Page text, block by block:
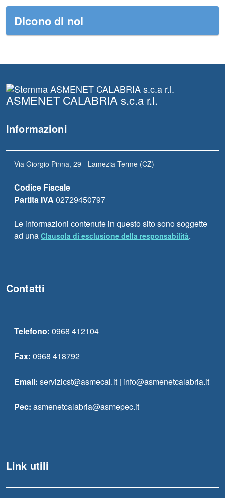
Dicono di noi
ASMENET CALABRIA s.c.a r.l.
Informazioni
Via Giorgio Pinna, 29 - Lamezia Terme (CZ)
Codice Fiscale
Partita IVA 02729450797
Le informazioni contenute in questo sito sono soggette
ad una Clausola di esclusione della responsabilità.
Contatti
Telefono: 0968 412104
Fax: 0968 418792
Email: servizicst@asmecal.it | info@asmenetcalabria.it
Pec: asmenetcalabria@asmepec.it
Link utili